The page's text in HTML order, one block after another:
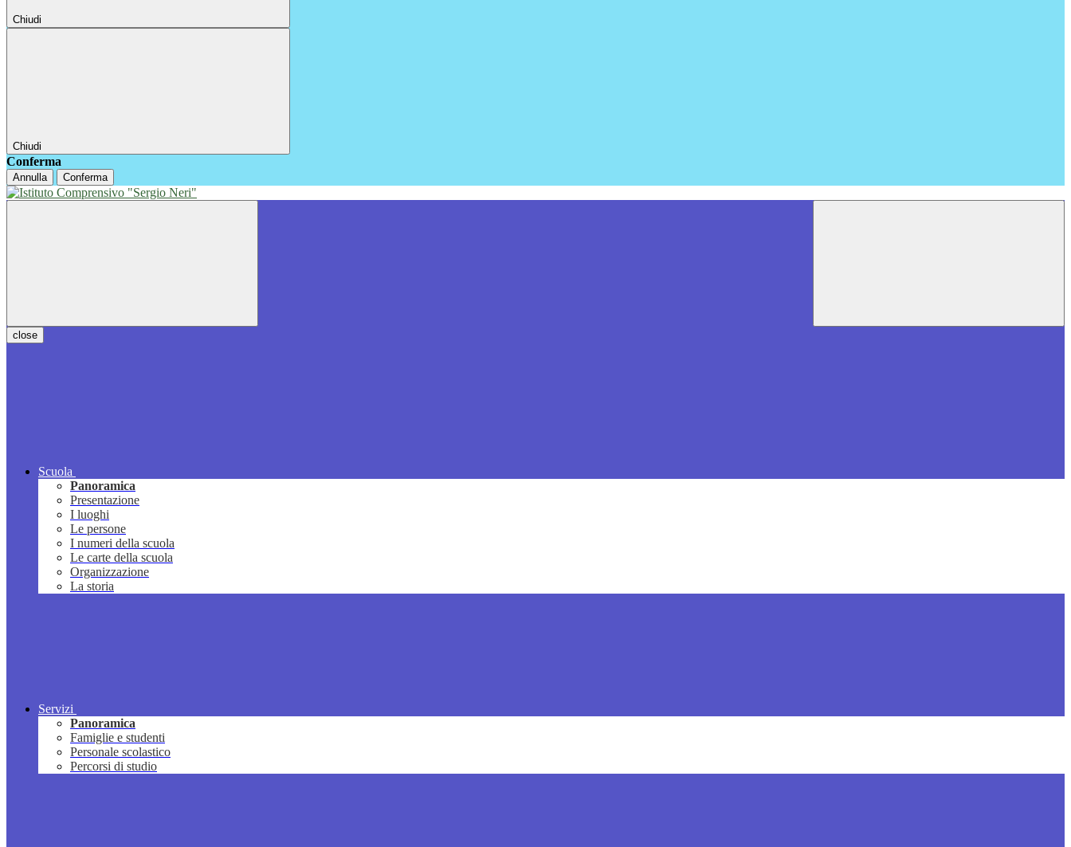
Chiudi
Chiudi
Conferma
Annulla Conferma
close
Scuola
Panoramica
Presentazione
I luoghi
Le persone
I numeri della scuola
Le carte della scuola
Organizzazione
La storia
Servizi
Panoramica
Famiglie e studenti
Personale scolastico
Percorsi di studio